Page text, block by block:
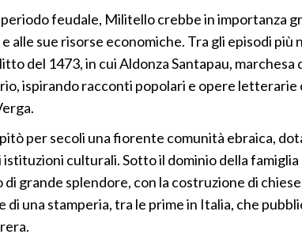
feudale, Militello crebbe in importanza
alle sue risorse economiche. Tra gli episodi più
del 1473, in cui Aldonza Santapau,
ispirando racconti popolari e opere letterarie
per secoli una fiorente comunità ebraica,
culturali. Sotto il dominio della
di grande splendore, con la costruzione di
di una stamperia, tra le prime in Italia, che